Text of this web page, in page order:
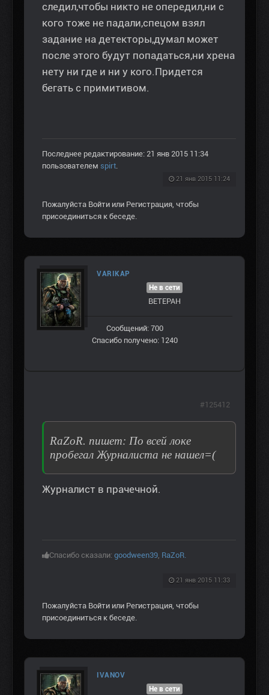
следил,чтобы никто не опередил,ни с
кого тоже не падали,спецом взял
задание на детекторы,думал может
после этого будут попадаться,ни хрена
нету ни где и ни у кого.Придется
бегать с примитивом.
Последнее редактирование: 21 янв 2015 11:34
пользователем spirt.
21 янв 2015 11:24
Пожалуйста Войти или Регистрация, чтобы
присоединиться к беседе.
VARIKAP
Не в сети
ВЕТЕРАН
Сообщений: 700
Спасибо получено: 1240
RaZoR. пишет: По всей локе
пробегал Журналиста не нашел=(
Журналист в прачечной.
Спасибо сказали: goodween39, RaZoR.
21 янв 2015 11:33
#125412
Пожалуйста Войти или Регистрация, чтобы
присоединиться к беседе.
IVANOV
Не в сети